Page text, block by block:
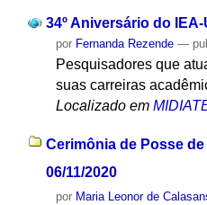
34º Aniversário do IEA-
por Fernanda Rezende —
Pesquisadores que
suas carreiras
Localizado em
Cerimônia de Posse
06/11/2020
por Maria Leonor de